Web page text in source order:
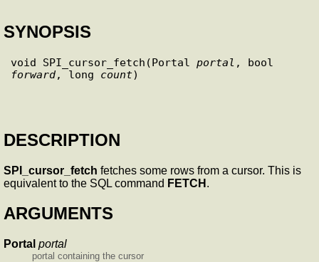
SYNOPSIS
void SPI_cursor_fetch(Portal portal
forward, long count)
DESCRIPTION
SPI_cursor_fetch fetches some rows from a cursor. This is
equivalent to the SQL command FETCH .
ARGUMENTS
Portal portal
portal containing the cursor